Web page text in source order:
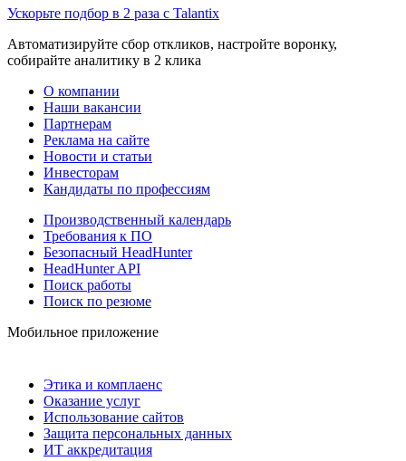
Ускорьте подбор в 2 раза с Talantix
Автоматизируйте сбор откликов, настройте воронку,
собирайте аналитику в 2 клика
О компании
Наши вакансии
Партнерам
Реклама на сайте
Новости и статьи
Инвесторам
Кандидаты по профессиям
Производственный календарь
Требования к ПО
Безопасный HeadHunter
HeadHunter API
Поиск работы
Поиск по резюме
Мобильное приложение
Этика и комплаенс
Оказание услуг
Использование сайтов
Защита персональных данных
ИТ аккредитация